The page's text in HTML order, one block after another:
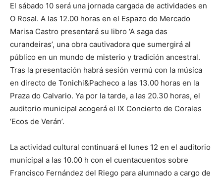
El sábado 10 será una jornada cargada de actividades en
O Rosal. A las 12.00 horas en el Espazo do Mercado
Marisa Castro presentará su libro ‘A saga das
curandeiras’, una obra cautivadora que sumergirá al
público en un mundo de misterio y tradición ancestral.
Tras la presentación habrá sesión vermú con la música
en directo de Tonichi&Pacheco a las 13.00 horas en la
Praza do Calvario. Ya por la tarde, a las 20.30 horas, el
auditorio municipal acogerá el IX Concierto de Corales
‘Ecos de Verán’.
La actividad cultural continuará el lunes 12 en el auditorio
municipal a las 10.00 h con el cuentacuentos sobre
Francisco Fernández del Riego para alumnado a cargo de